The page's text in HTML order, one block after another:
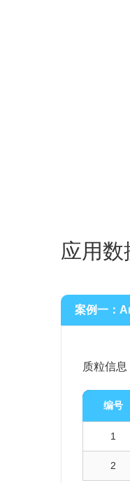
应用数
案例一：
质粒信
编号
1
2